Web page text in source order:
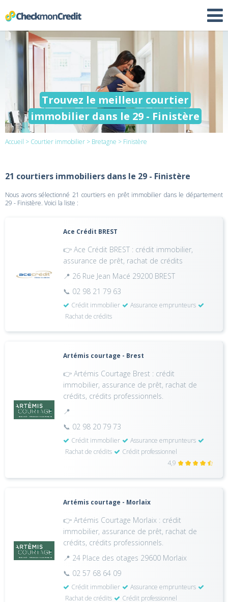
Trouvez le meilleur courtier
immobilier dans le 29 - Finistère
Accueil > Courtier immobilier > Bretagne > Finistère
21 courtiers immobiliers dans le 29 - Finistère
Nous avons sélectionné 21 courtiers en prêt immobilier dans le département
29 - Finistère. Voici la liste :
Ace Crédit BREST
👉 Ace Crédit BREST : crédit immobilier,
assurance de prêt, rachat de crédits
📍 26 Rue Jean Macé 29200 BREST
📞 02 98 21 79 63
Crédit immobilier
Assurance emprunteurs
Rachat de crédits
Artémis courtage - Brest
👉 Artémis Courtage Brest : crédit
immobilier, assurance de prêt, rachat de
crédits, crédits professionnels.
📍
📞 02 98 20 79 73
Crédit immobilier
Assurance emprunteurs
Rachat de crédits
Crédit professionnel
4,9
Artémis courtage - Morlaix
👉 Artémis Courtage Morlaix : crédit
immobilier, assurance de prêt, rachat de
crédits, crédits professionnels.
📍 24 Place des otages 29600 Morlaix
📞 02 57 68 64 09
Crédit immobilier
Assurance emprunteurs
Rachat de crédits
Crédit professionnel